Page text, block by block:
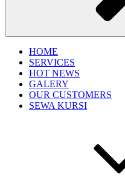
HOME
SERVICES
HOT NEWS
GALERY
OUR CUSTOMERS
SEWA KURSI